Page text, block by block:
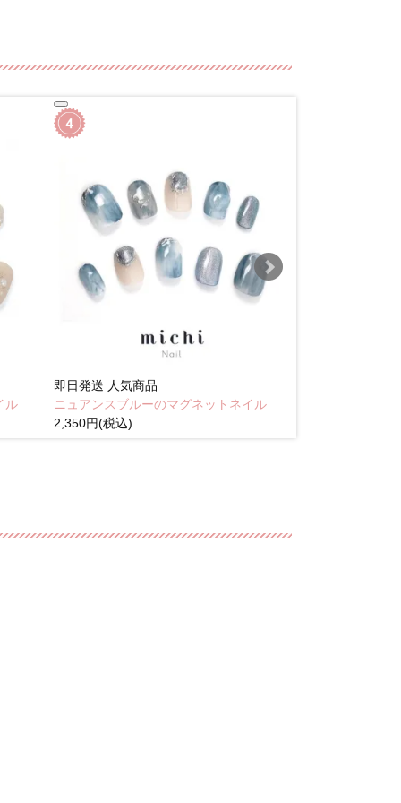
ル
即日発送 人気商品
ニュアンスブルーのマグネットネイル
2,350円(税込)